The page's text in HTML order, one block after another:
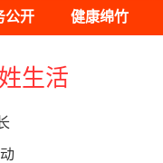
公开 健康绵竹
生活